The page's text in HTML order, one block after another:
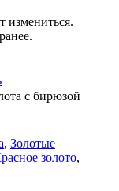
измениться.
с бирюзой
, Золотые
золото,